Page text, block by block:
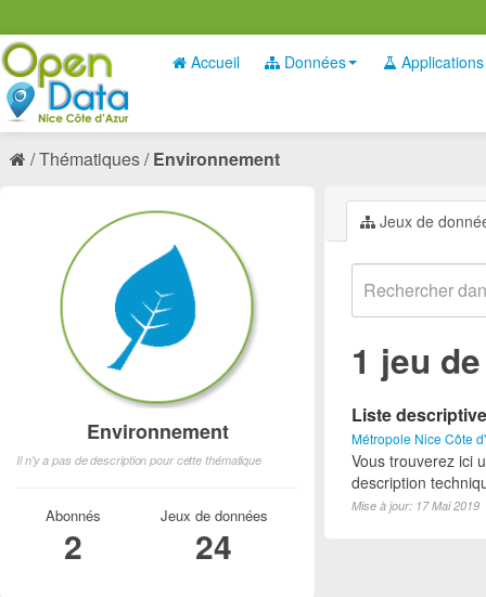
Accueil Données Applications
Thématiques Environnement
Jeux de
1 jeu
Liste
Métropole Nice Côte
Vous trouverez ici
description
Mise à jour: 17 Mai 2019
Environnement
Il n'y a pas de description pour cette thématique
Abonnés
2
Jeux de données
24